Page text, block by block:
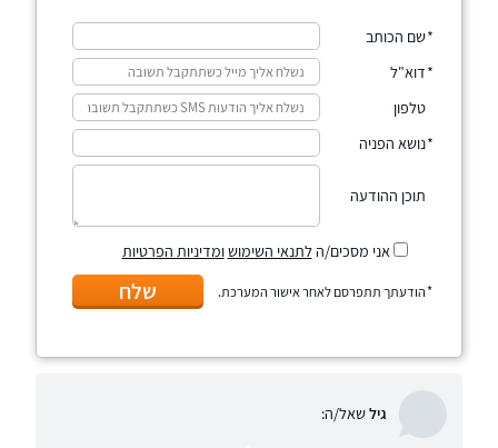
שם הכותב
דוא"ל
טלפון
נושא הפניה
תוכן ההודעה
אני מסכים/הלתנאי השימושומדיניות הפרטיות
הודעתך תתפרסם לאחר אישור המערכת. שלח
גילשאל/ה: